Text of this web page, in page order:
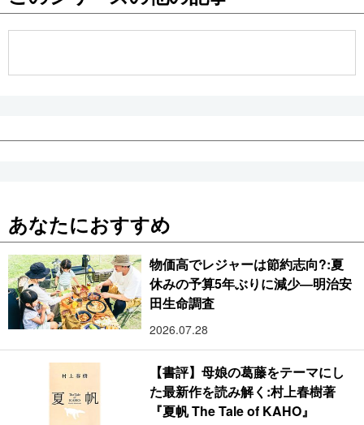
お知らせ
公式SNS
あなたにおすすめ
物価高でレジャーは節約志向?:夏
休みの予算5年ぶりに減少―明治安
田生命調査
2026.07.28
【書評】母娘の葛藤をテーマにし
た最新作を読み解く:村上春樹著
『夏帆 The Tale of KAHO』